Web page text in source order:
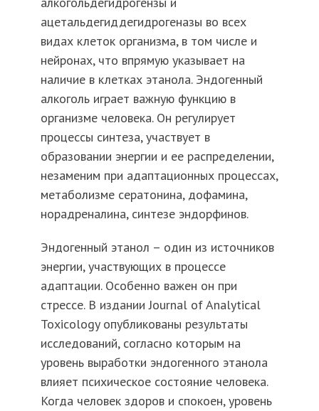
ацетальдегиддегидрогеназы во всех
видах клеток организма, в том числе и
нейронах, что впрямую указывает на
наличие в клетках этанола. Эндогенный
алкоголь играет важную функцию в
организме человека. Он регулирует
процессы синтеза, участвует в
образовании энергии и ее распределении,
незаменим при адаптационных процессах,
метаболизме сератонина, дофамина,
норадреналина, синтезе эндорфинов.
Эндогенный этанол – один из источников
энергии, участвующих в процессе
адаптации. Особенно важен он при
стрессе. В издании Journal of Analytical
Toxicology опубликованы результаты
исследований, согласно которым на
уровень выработки эндогенного этанола
влияет психическое состояние человека.
Когда человек здоров и спокоен, уровень